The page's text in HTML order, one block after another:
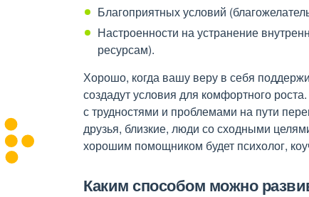
Благоприятных условий
Настроенности на устранение
ресурсам).
Хорошо, когда вашу веру в себя
создадут условия для комфортного
с трудностями и проблемами на пути
друзья, близкие, люди со сходными
хорошим помощником будет психолог,
Каким способом можно